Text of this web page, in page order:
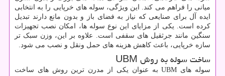
میانی را فراهم می‌ کند. این ویژگی، سوله ‌های خرپایی را به انتخابی
ایده ‌آل برای صنایعی که نیاز به فضای باز و بدون مانع دارند تبدیل
کرده است. یکی از مزایای این نوع سوله‌ ها، امکان نصب تجهیزات
سنگین مانند جرثقیل های سقفی است. علاوه بر این، وزن سبک ‌تر
سازه خرپایی، باعث کاهش هزینه ‌های حمل ‌ونقل و نصب می ‌شود.
ساخت سوله به روش UBM
سوله ‌های UBM به‌ عنوان یکی از مدرن ‌ترین روش ‌های ساخت